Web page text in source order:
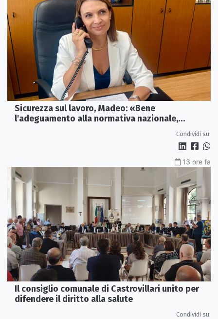
Sicurezza sul lavoro, Madeo: «Bene
l'adeguamento alla normativa nazionale,
Condividi su:
13 ore fa
Il consiglio comunale di Castrovillari unito per
difendere il diritto alla salute
Condividi su: